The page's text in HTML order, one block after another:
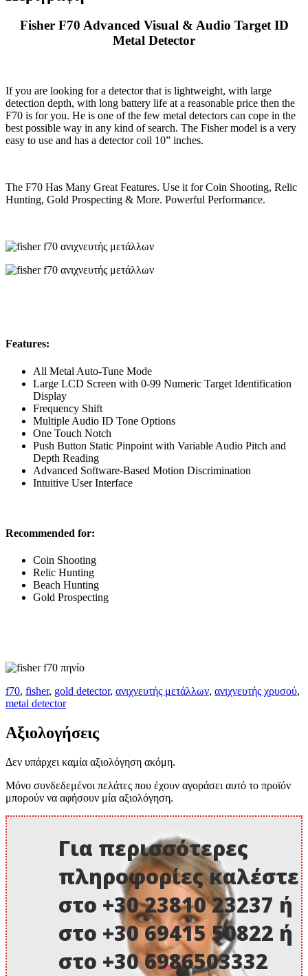
Fisher F70 Advanced Visual & Audio Target ID
Metal Detector
If you are looking for a detector that is lightweight, with large
detection depth, with long battery life at a reasonable price then the
F70 is for you. He is one of the few metal detectors can cope in the
best possible way in any kind of search. The Fisher model is a very
easy to use and has a detector coil 10” inches.
The F70 Has Many Great Features. Use it for Coin Shooting, Relic
Hunting, Gold Prospecting & More. Powerful Performance.
Features:
All Metal Auto-Tune Mode
Large LCD Screen with 0-99 Numeric Target Identification
Display
Frequency Shift
Multiple Audio ID Tone Options
One Touch Notch
Push Button Static Pinpoint with Variable Audio Pitch and
Depth Reading
Advanced Software-Based Motion Discrimination
Intuitive User Interface
Recommended for:
Coin Shooting
Relic Hunting
Beach Hunting
Gold Prospecting
f70, fisher, gold detector, ανιχνευτής μετάλλων, ανιχνευτής χρυσού,
metal detector
Αξιολογήσεις
Δεν υπάρχει καμία αξιολόγηση ακόμη.
Μόνο συνδεδεμένοι πελάτες που έχουν αγοράσει αυτό το προϊόν
μπορούν να αφήσουν μία αξιολόγηση.
Για περισσότερες
πληροφορίες καλέστε
στο +30 23810 23237 ή
στο +30 69415 50822 ή
στο +30 6986503332